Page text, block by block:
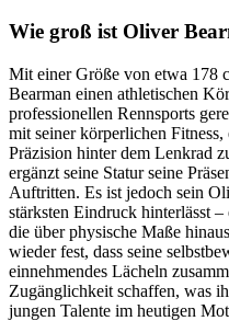
Wie groß ist Oliver
Mit einer Größe von etwa 178
Bearman einen athletischen
professionellen Rennsports
mit seiner körperlichen
Präzision hinter dem Lenkrad
ergänzt seine Statur seine
Auftritten. Es ist jedoch sein
stärksten Eindruck hinterlässt
die über physische Maße
wieder fest, dass seine
einnehmendes Lächeln
Zugänglichkeit schaffen, was
jungen Talente im heutigen